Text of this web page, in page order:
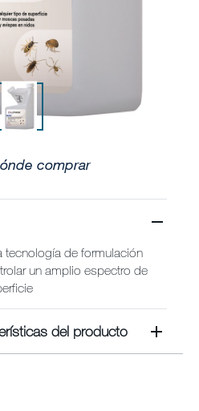
comprar
tecnología de formulación
un amplio espectro de
del producto